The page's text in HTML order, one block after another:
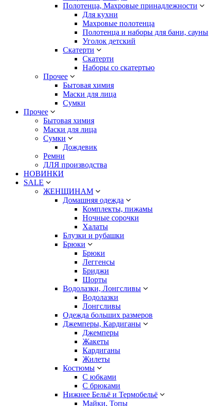
Полотенца, Махровые принадлежности
Для кухни
Махровые полотенца
Полотенца и наборы для бани, сауны
Уголок детский
Скатерти
Скатерти
Наборы со скатертью
Прочее
Бытовая химия
Маски для лица
Сумки
Прочее
Бытовая химия
Маски для лица
Сумки
Дождевик
Ремни
ДЛЯ производства
НОВИНКИ
SALE
ЖЕНЩИНАМ
Домашняя одежда
Комплекты, пижамы
Ночные сорочки
Халаты
Блузки и рубашки
Брюки
Брюки
Леггенсы
Бриджи
Шорты
Водолазки, Лонгсливы
Водолазки
Лонгсливы
Одежда больших размеров
Джемперы, Кардиганы
Джемперы
Жакеты
Кардиганы
Жилеты
Костюмы
С юбками
С брюками
Нижнее Бельё и Термобельё
Майки, Топы